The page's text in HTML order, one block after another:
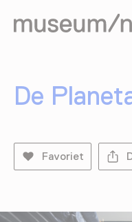
De
Favoriet